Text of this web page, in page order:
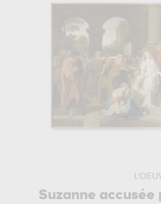
Suzanne